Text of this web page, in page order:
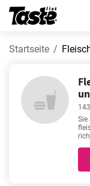
Startseite
Sie